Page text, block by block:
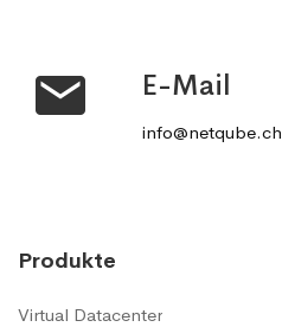
E-Mail
info@netqube.ch
Produkte
Virtual Datacenter